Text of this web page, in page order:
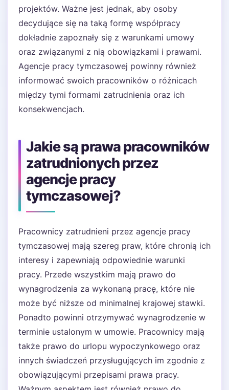
projektów. Ważne jest jednak, aby osoby
decydujące się na taką formę współpracy
dokładnie zapoznały się z warunkami umowy
oraz związanymi z nią obowiązkami i prawami.
Agencje pracy tymczasowej powinny również
informować swoich pracowników o różnicach
między tymi formami zatrudnienia oraz ich
konsekwencjach.
Jakie są prawa pracowników
zatrudnionych przez
agencje pracy
tymczasowej?
Pracownicy zatrudnieni przez agencje pracy
tymczasowej mają szereg praw, które chronią ich
interesy i zapewniają odpowiednie warunki
pracy. Przede wszystkim mają prawo do
wynagrodzenia za wykonaną pracę, które nie
może być niższe od minimalnej krajowej stawki.
Ponadto powinni otrzymywać wynagrodzenie w
terminie ustalonym w umowie. Pracownicy mają
także prawo do urlopu wypoczynkowego oraz
innych świadczeń przysługujących im zgodnie z
obowiązującymi przepisami prawa pracy.